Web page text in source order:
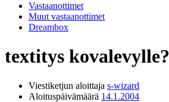
Vastaanottimet
Muut vastaanottimet
Dreambox
textitys kovalevylle?
Viestiketjun aloittaja s-wizard
Aloituspäivämäärä 14.1.2004